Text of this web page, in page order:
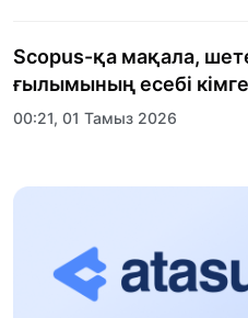
Scopus-қа мақала,
ғылымының есебі
00:21, 01 Тамыз 2026
«Заң керуені»
17:31, 31 Шілде 2026